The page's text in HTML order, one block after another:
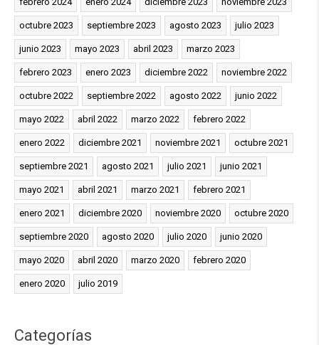
octubre 2023 septiembre 2023 agosto 2023 julio 2023
junio 2023 mayo 2023 abril 2023 marzo 2023
febrero 2023 enero 2023 diciembre 2022 noviembre 2022
octubre 2022 septiembre 2022 agosto 2022 junio 2022
mayo 2022 abril 2022 marzo 2022 febrero 2022
enero 2022 diciembre 2021 noviembre 2021 octubre 2021
septiembre 2021 agosto 2021 julio 2021 junio 2021
mayo 2021 abril 2021 marzo 2021 febrero 2021
enero 2021 diciembre 2020 noviembre 2020 octubre 2020
septiembre 2020 agosto 2020 julio 2020 junio 2020
mayo 2020 abril 2020 marzo 2020 febrero 2020
enero 2020 julio 2019
Categorías